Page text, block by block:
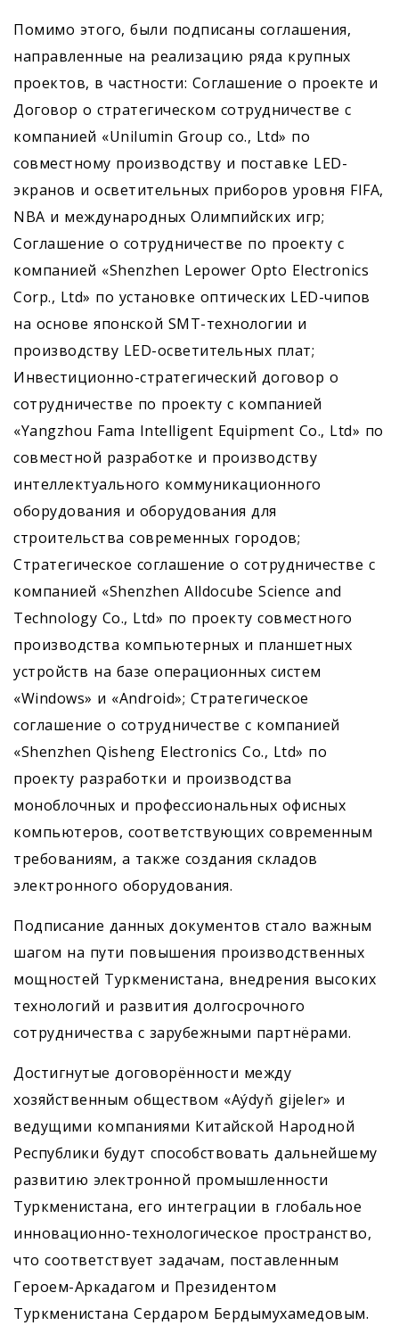
Помимо этого, были подписаны соглашения,
направленные на реализацию ряда крупных
проектов, в частности: Соглашение о проекте и
Договор о стратегическом сотрудничестве с
компанией «Unilumin Group co., Ltd» по
совместному производству и поставке LED-
экранов и осветительных приборов уровня FIFA,
NBA и международных Олимпийских игр;
Соглашение о сотрудничестве по проекту с
компанией «Shenzhen Lepower Opto Electronics
Corp., Ltd» по установке оптических LED-чипов
на основе японской SMT-технологии и
производству LED-осветительных плат;
Инвестиционно-стратегический договор о
сотрудничестве по проекту с компанией
«Yangzhou Fama Intelligent Equipment Co., Ltd» по
совместной разработке и производству
интеллектуального коммуникационного
оборудования и оборудования для
строительства современных городов;
Стратегическое соглашение о сотрудничестве с
компанией «Shenzhen Alldocube Science and
Technology Co., Ltd» по проекту совместного
производства компьютерных и планшетных
устройств на базе операционных систем
«Windows» и «Android»; Стратегическое
соглашение о сотрудничестве с компанией
«Shenzhen Qisheng Electronics Co., Ltd» по
проекту разработки и производства
моноблочных и профессиональных офисных
компьютеров, соответствующих современным
требованиям, а также создания складов
электронного оборудования.
Подписание данных документов стало важным
шагом на пути повышения производственных
мощностей Туркменистана, внедрения высоких
технологий и развития долгосрочного
сотрудничества с зарубежными партнёрами.
Достигнутые договорённости между
хозяйственным обществом «Aýdyň gijeler» и
ведущими компаниями Китайской Народной
Республики будут способствовать дальнейшему
развитию электронной промышленности
Туркменистана, его интеграции в глобальное
инновационно-технологическое пространство,
что соответствует задачам, поставленным
Героем-Аркадагом и Президентом
Туркменистана Сердаром Бердымухамедовым.